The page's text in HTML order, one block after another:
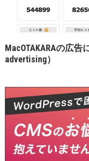
MacOTAKARAの広告
advertising）